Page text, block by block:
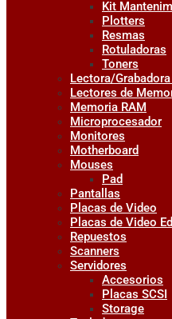
Kit
Plotters
Resmas
Rotuladoras
Toners
Lectora/
Lectores de
Memoria RAM
Microprocesador
Monitores
Motherboard
Mouses
Pad
Pantallas
Placas de Video
Placas de Video
Repuestos
Scanners
Servidores
Accesorios
Placas SCSI
Storage